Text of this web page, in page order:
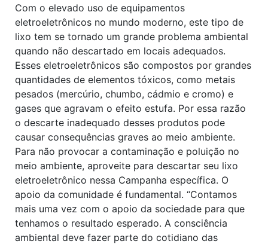
Com o elevado uso de equipamentos
eletroeletrônicos no mundo moderno, este tipo de
lixo tem se tornado um grande problema ambiental
quando não descartado em locais adequados.
Esses eletroeletrônicos são compostos por grandes
quantidades de elementos tóxicos, como metais
pesados (mercúrio, chumbo, cádmio e cromo) e
gases que agravam o efeito estufa. Por essa razão
o descarte inadequado desses produtos pode
causar consequências graves ao meio ambiente.
Para não provocar a contaminação e poluição no
meio ambiente, aproveite para descartar seu lixo
eletroeletrônico nessa Campanha específica. O
apoio da comunidade é fundamental. “Contamos
mais uma vez com o apoio da sociedade para que
tenhamos o resultado esperado. A consciência
ambiental deve fazer parte do cotidiano das